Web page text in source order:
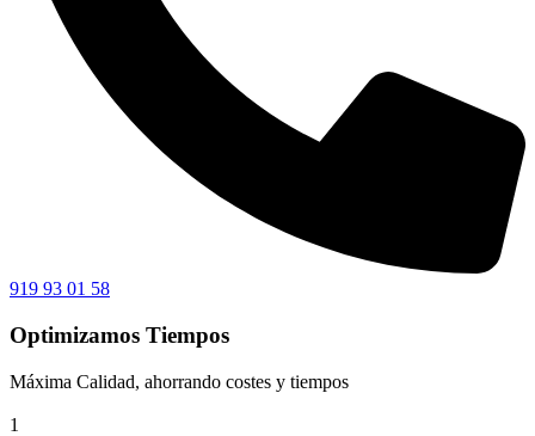
919 93 01 58
Optimizamos Tiempos
Máxima Calidad, ahorrando costes y tiempos
1